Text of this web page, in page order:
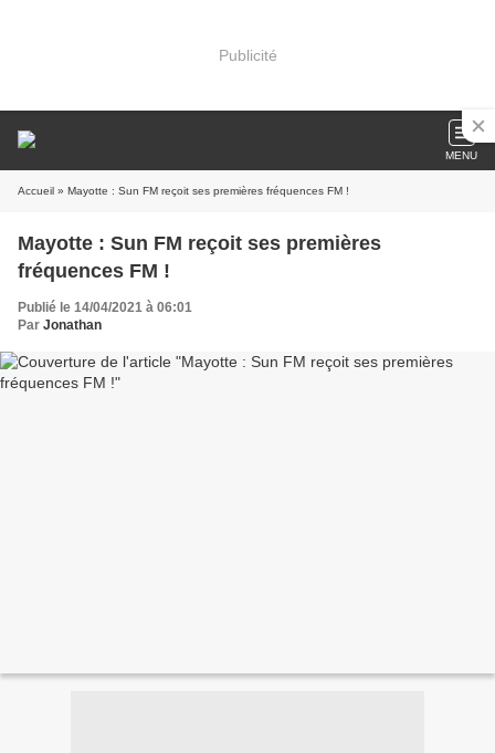
Publicité
MENU
Accueil » Mayotte : Sun FM reçoit ses premières fréquences FM !
Mayotte : Sun FM reçoit ses premières
fréquences FM !
Publié le 14/04/2021 à 06:01
Par Jonathan